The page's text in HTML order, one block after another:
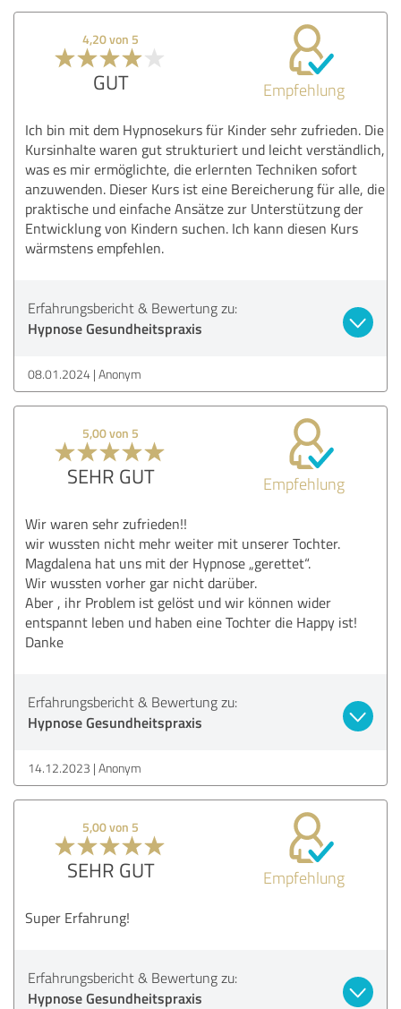
4,20 von 5
GUT Empfehlung
Ich bin mit dem Hypnosekurs für Kinder sehr zufrieden. Die
Kursinhalte waren gut strukturiert und leicht verständlich,
was es mir ermöglichte, die erlernten Techniken sofort
anzuwenden. Dieser Kurs ist eine Bereicherung für alle, die
praktische und einfache Ansätze zur Unterstützung der
Entwicklung von Kindern suchen. Ich kann diesen Kurs
wärmstens empfehlen.
Erfahrungsbericht & Bewertung zu:
Hypnose Gesundheitspraxis
08.01.2024 Anonym
5,00 von 5
SEHR GUT Empfehlung
Wir waren sehr zufrieden!!
wir wussten nicht mehr weiter mit unserer Tochter.
Magdalena hat uns mit der Hypnose „gerettet“.
Wir wussten vorher gar nicht darüber.
Aber , ihr Problem ist gelöst und wir können wider
entspannt leben und haben eine Tochter die Happy ist!
Danke
Erfahrungsbericht & Bewertung zu:
Hypnose Gesundheitspraxis
14.12.2023 Anonym
5,00 von 5
SEHR GUT Empfehlung
Super Erfahrung!
Erfahrungsbericht & Bewertung zu:
Hypnose Gesundheitspraxis